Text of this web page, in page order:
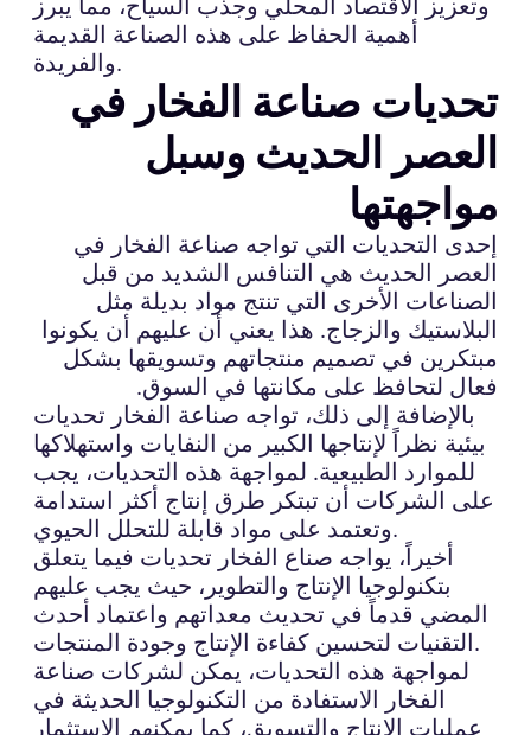
وتعزيز الاقتصاد المحلي وجذب السياح، مما يبرز
أهمية الحفاظ على هذه الصناعة القديمة
والفريدة.
تحديات صناعة الفخار في
العصر الحديث وسبل
مواجهتها
إحدى التحديات التي تواجه صناعة الفخار في
العصر الحديث هي التنافس الشديد من قبل
الصناعات الأخرى التي تنتج مواد بديلة مثل
البلاستيك والزجاج. هذا يعني أن عليهم أن يكونوا
مبتكرين في تصميم منتجاتهم وتسويقها بشكل
فعال لتحافظ على مكانتها في السوق.
بالإضافة إلى ذلك، تواجه صناعة الفخار تحديات
بيئية نظراً لإنتاجها الكبير من النفايات واستهلاكها
للموارد الطبيعية. لمواجهة هذه التحديات، يجب
على الشركات أن تبتكر طرق إنتاج أكثر استدامة
وتعتمد على مواد قابلة للتحلل الحيوي.
أخيراً، يواجه صناع الفخار تحديات فيما يتعلق
بتكنولوجيا الإنتاج والتطوير، حيث يجب عليهم
المضي قدماً في تحديث معداتهم واعتماد أحدث
التقنيات لتحسين كفاءة الإنتاج وجودة المنتجات.
لمواجهة هذه التحديات، يمكن لشركات صناعة
الفخار الاستفادة من التكنولوجيا الحديثة في
عمليات الإنتاج والتسويق، كما يمكنهم الاستثمار